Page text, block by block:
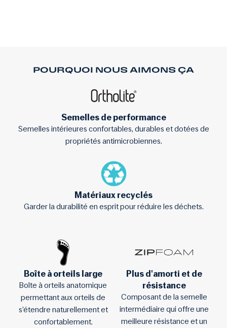
POURQUOI NOUS AIMONS ÇA
Semelles de performance
Semelles intérieures confortables, durables et dotées de
propriétés antimicrobiennes.
Matériaux recyclés
Garder la durabilité en esprit pour réduire les déchets.
Boîte à orteils large
Boîte à orteils anatomique
permettant aux orteils de
s’étendre naturellement et
confortablement.
Plus d'amorti et de
résistance
Composant de la semelle
intermédiaire qui offre une
meilleure résistance et un